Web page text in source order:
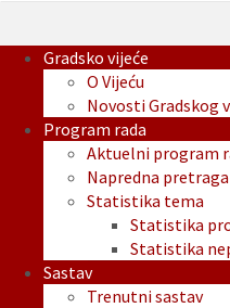
Gradsko vijeće
O Vijeću
Novosti Gradskog
Program rada
Aktuelni program
Napredna
Statistika tema
Statistika
Statistika
Sastav
Trenutni sastav